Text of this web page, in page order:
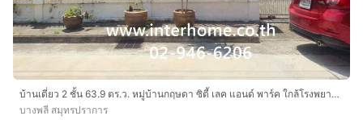
บ้านเดี่ยว 2 ชั้น 63.9 ตร.ว. หมู่บ้านกฤษดา ซิตี้ เลค แอนด์ พาร์ค ใกล้โรงพยาบาลจุฬารัตน์3 ซอยบางปลา18 ถนนเเทพารักษ์ ถนนบางนา-ตราด บางพลี
บางพลี สมุทรปราการ